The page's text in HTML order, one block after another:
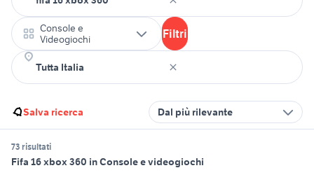
Console e
Videogiochi
Filtri
Salva ricerca Dal più rilevante
73 risultati
Fifa 16 xbox 360 in Console e videogiochi